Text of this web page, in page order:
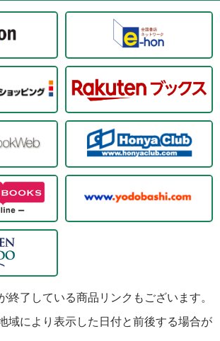
終了している商品リンクもございます。
域により表示した日付と前後する場合が